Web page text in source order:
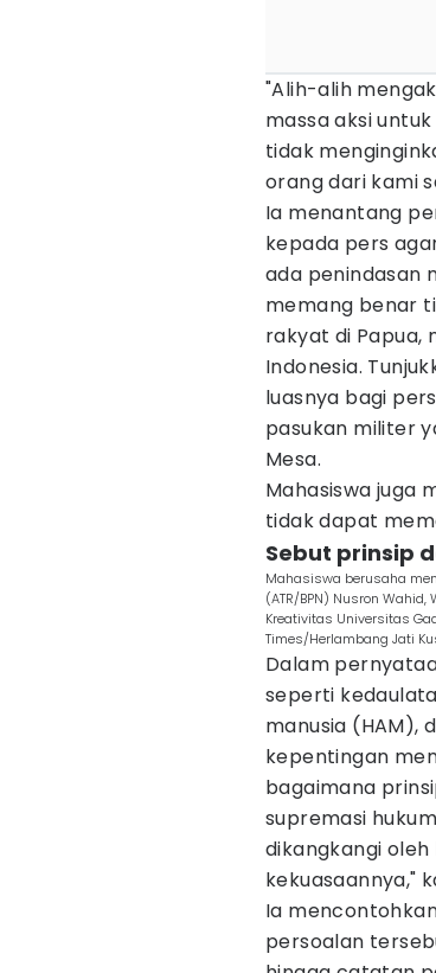
"Alih-alih
massa aksi
tidak
orang dari kami
Ia menantang
kepada pers
ada penindasan
memang benar
rakyat di Papua,
Indonesia.
luasnya bagi
pasukan militer
Mesa.
Mahasiswa juga
tidak dapat
Sebut prinsip
Mahasiswa berusaha
(ATR/BPN) Nusron
Kreativitas Universitas
Times/Herlambang Jati
Dalam
seperti
manusia (HAM),
kepentingan
bagaimana
supremasi
dikangkangi
kekuasaannya,"
Ia
persoalan